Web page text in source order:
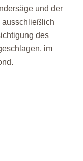
und der
ausschließlich
des
im